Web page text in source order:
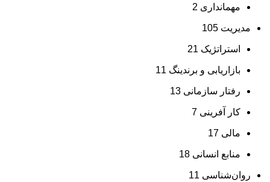
مهمانداری 2
مدیریت 105
استراتژیک 21
بازاریابی و برندینگ 11
رفتار سازمانی 13
کار آفرینی 7
مالی 17
منابع انسانی 18
روان‌شناسی 11